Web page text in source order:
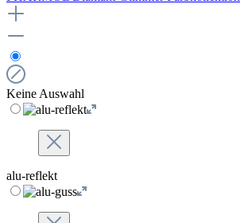
Keine Auswahl
alu-reflekt